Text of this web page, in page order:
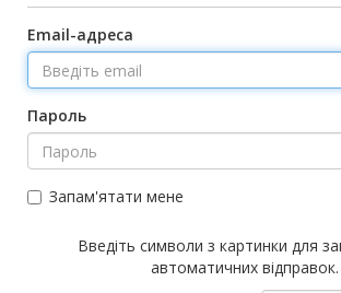
Email-адреса
Пароль
Запам'ятати мене
Введіть символи з картинки для
автоматичних відправок.